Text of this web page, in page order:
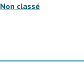
Non classé